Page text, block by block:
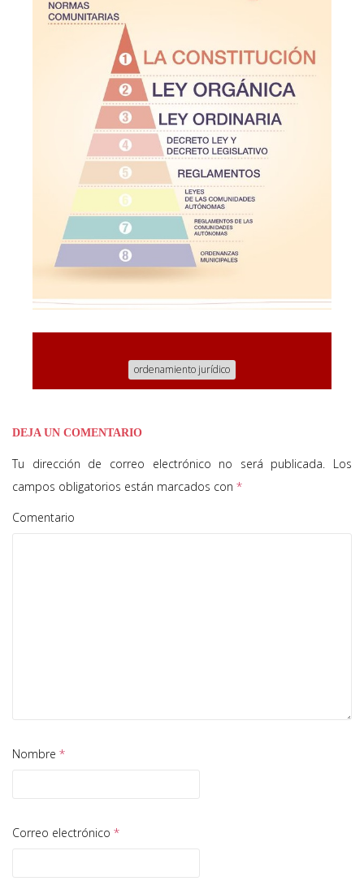
ordenamiento jurídico
DEJA UN COMENTARIO
Tu dirección de correo electrónico no será publicada. Los
campos obligatorios están marcados con *
Comentario
Nombre *
Correo electrónico *